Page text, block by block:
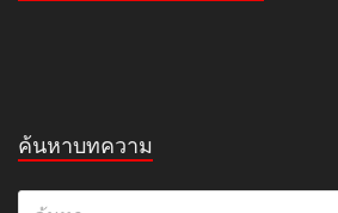
ค้นหาบทความ